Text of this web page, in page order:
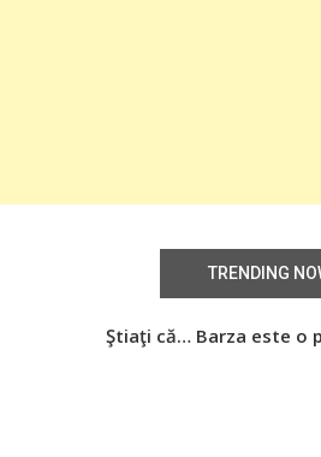
TRENDING
Ştiaţi că… Barza este o